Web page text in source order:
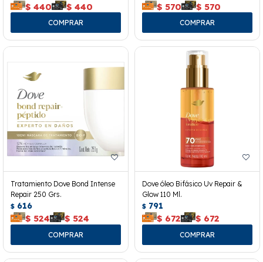
$ 440 $ 440 $ 570 $ 570
Tratamiento Dove Bond Intense
Repair 250 Grs.
$ 616
$ 524 $ 524
Dove óleo Bifásico Uv Repair &
Glow 110 Ml.
$ 791
$ 672 $ 672